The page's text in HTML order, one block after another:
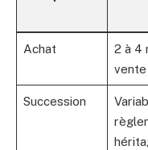
Achat
2 à 4
vente
Succession